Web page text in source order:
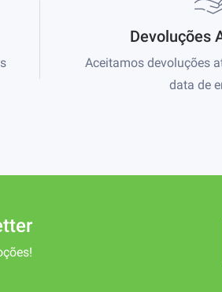
Devoluções
Aceitamos devoluções
data de